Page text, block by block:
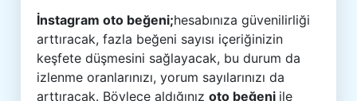
İnstagram oto beğeni;hesabınıza güvenilirliği
arttıracak, fazla beğeni sayısı içeriğinizin
keşfete düşmesini sağlayacak, bu durum da
izlenme oranlarınızı, yorum sayılarınızı da
arttıracak. Böylece aldığınızoto beğeni ile